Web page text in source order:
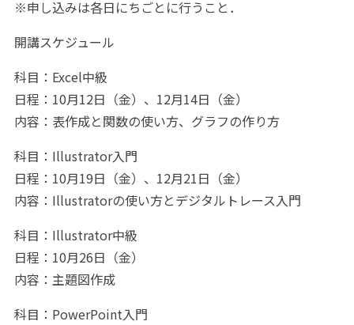
※申し込みは各日にちごとに行うこと．
開講スケジュール
科目：Excel中級
日程：10月12日（金）、12月14日（金）
内容：表作成と関数の使い方、グラフの作り方
科目：Illustrator入門
日程：10月19日（金）、12月21日（金）
内容：Illustratorの使い方とデジタルトレース入門
科目：Illustrator中級
日程：10月26日（金）
内容：主題図作成
科目：PowerPoint入門